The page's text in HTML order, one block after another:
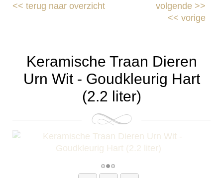
<<terug naar overzicht volgende>>
<< vorige
Keramische Traan Dieren
Urn Wit - Goudkleurig Hart
(2.2 liter)